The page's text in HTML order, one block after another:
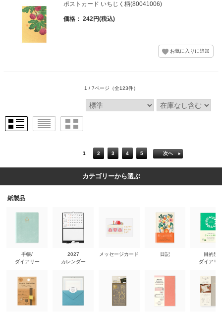
ポストカード いちじく柄(80041006)
価格： 242円(税込)
1 / 7ページ （全123件）
1 2 3 4 5 次へ
カテゴリーから選ぶ
紙製品
手帳/
ダイアリー
2027
カレンダー
メッセージカード 日記
目的別
ダイアリ